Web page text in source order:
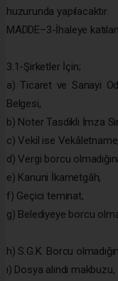
huzurunda yapılacaktır.
MADDE–3-İhaleye
3.1-Şirketler İçin;
a) Ticaret ve Sanayi
Belgesi,
b) Noter Tasdikli İmza
c) Vekil ise Vekâletname,
d) Vergi borcu
e) Kanuni İkametgâh,
f) Geçici teminat,
g) Belediyeye borcu
h) S.G.K. Borcu
ı) Dosya alındı makbuzu,